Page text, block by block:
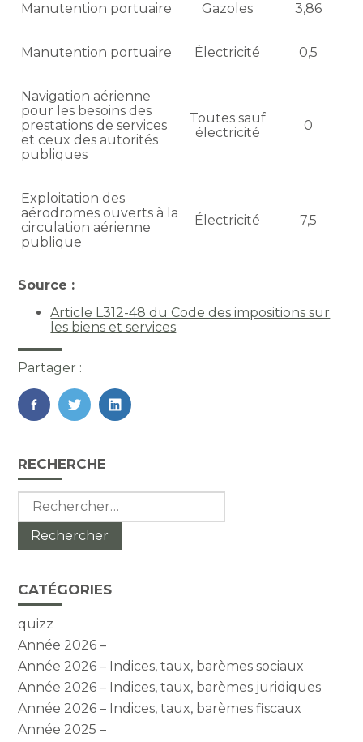
Manutention portuaire Gazoles 3,86
Manutention portuaire Électricité 0,5
Navigation aérienne
pour les besoins des
prestations de services
et ceux des autorités
publiques
Toutes sauf
électricité
0
Exploitation des
aérodromes ouverts à la
circulation aérienne
publique
Électricité 7,5
Source :
Article L312-48 du Code des impositions sur
les biens et services
Partager :
FaceBook
TwitterLinkedIn
Blog
sidebar
RECHERCHE
Rechercher :
CATÉGORIES
quizz
Année 2026 –
Année 2026 – Indices, taux, barèmes sociaux
Année 2026 – Indices, taux, barèmes juridiques
Année 2026 – Indices, taux, barèmes fiscaux
Année 2025 –